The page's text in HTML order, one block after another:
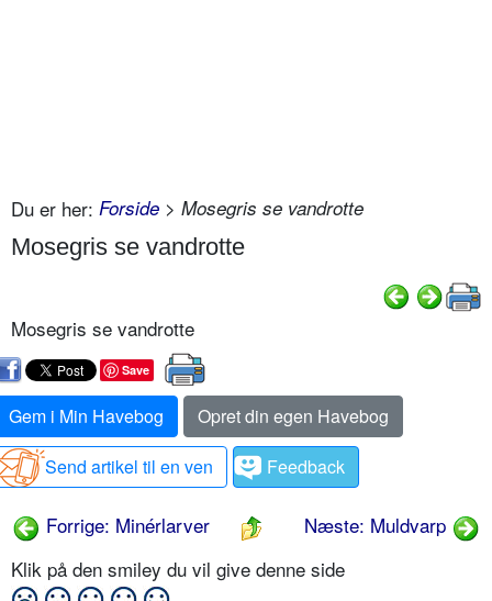
Du er her: Forside > Mosegris se vandrotte
Mosegris se vandrotte
Mosegris se vandrotte
Save
Gem i Min Havebog
Opret din egen Havebog
Send artikel til en ven
Feedback
Forrige: Minérlarver
Næste: Muldvarp
Klik på den smiley du vil give denne side